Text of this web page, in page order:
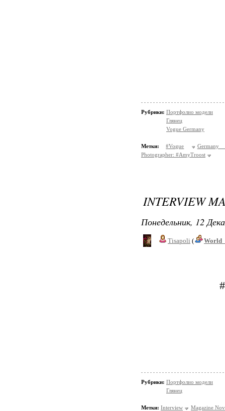
Рубрики: Портфолио модели
Глянец
Vogue Germany
Метки: #Vogue
Germany
Photographer: #AmyTroost
INTERVIEW
Понедельник, 12
Tisapoli (
Рубрики: Портфолио модели
Глянец
Метки: Interview
Magazine